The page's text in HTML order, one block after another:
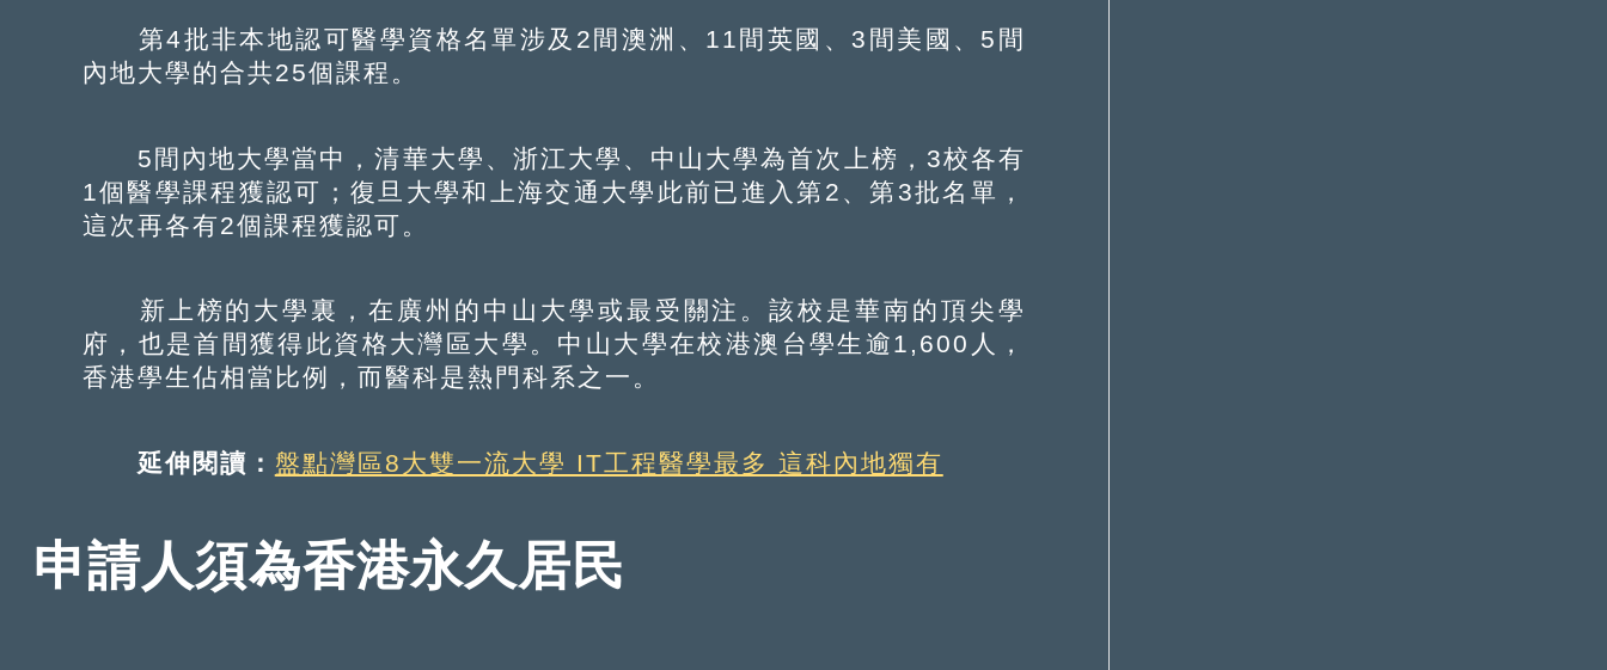
第4批非本地認可醫學資格名單涉及2間澳洲、11間英國、3間美國、5間
內地大學的合共25個課程。
5間內地大學當中，清華大學、浙江大學、中山大學為首次上榜，3校各有
1個醫學課程獲認可；復旦大學和上海交通大學此前已進入第2、第3批名單，
這次再各有2個課程獲認可。
新上榜的大學裏，在廣州的中山大學或最受關注。該校是華南的頂尖學
府，也是首間獲得此資格大灣區大學。中山大學在校港澳台學生逾1,600人，
香港學生佔相當比例，而醫科是熱門科系之一。
延伸閱讀： 盤點灣區8大雙一流大學 IT工程醫學最多 這科內地獨有
申請人須為香港永久居民